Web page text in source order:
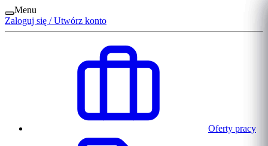
Menu
Zaloguj się / Utwórz konto
Oferty pracy